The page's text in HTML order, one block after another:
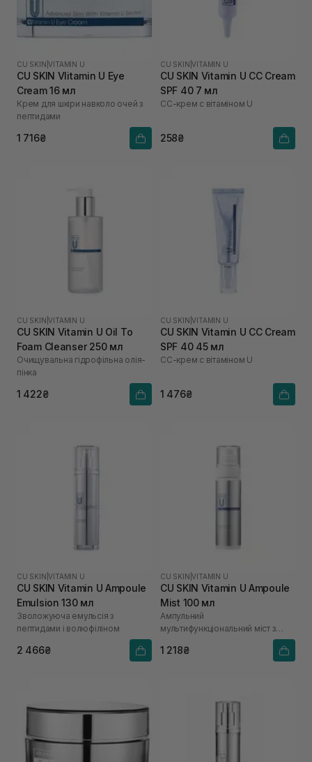
CU SKIN |VITAMIN U
CU SKIN VIitamin U Eye
Cream 16 мл
Крем для шкіри навколо очей з
пептидами
1 716₴
CU SKIN |VITAMIN U
CU SKIN Vitamin U CC Cream
SPF 40 7 мл
СС-крем с вітаміном U
258₴
CU SKIN |VITAMIN U
CU SKIN Vitamin U Oil To
Foam Cleanser 250 мл
Очищувальна гідрофільна олія-
пінка
1 422₴
CU SKIN |VITAMIN U
CU SKIN Vitamin U CC Cream
SPF 40 45 мл
СС-крем с вітаміном U
1 476₴
CU SKIN |VITAMIN U
CU SKIN Vitamin U Ampoule
Emulsion 130 мл
Зволожуюча емульсія з
пептидами і волюфіліном
2 466₴
CU SKIN |VITAMIN U
CU SKIN Vitamin U Ampoule
Mist 100 мл
Ампульний
мультифункціональний міст з
1 218₴